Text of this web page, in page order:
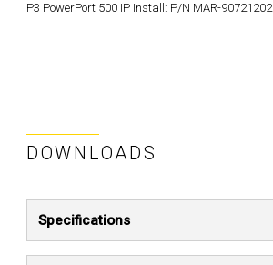
P3 PowerPort 500 IP Install: P/N MAR-90721202
DOWNLOADS
Specifications